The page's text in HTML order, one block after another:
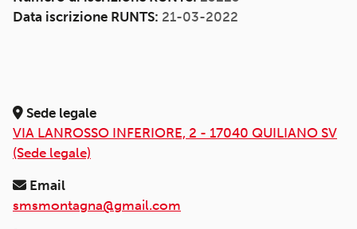
Data iscrizione RUNTS: 21-03-2022
Sede legale
VIA LANROSSO INFERIORE, 2 - 17040 QUILIANO SV
(Sede legale)
Email
smsmontagna@gmail.com